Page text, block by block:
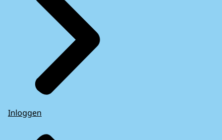
Inloggen